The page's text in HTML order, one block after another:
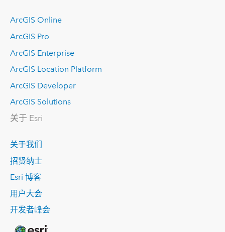
ArcGIS Online
ArcGIS Pro
ArcGIS Enterprise
ArcGIS Location Platform
ArcGIS Developer
ArcGIS Solutions
关于 Esri
关于我们
招贤纳士
Esri 博客
用户大会
开发者峰会